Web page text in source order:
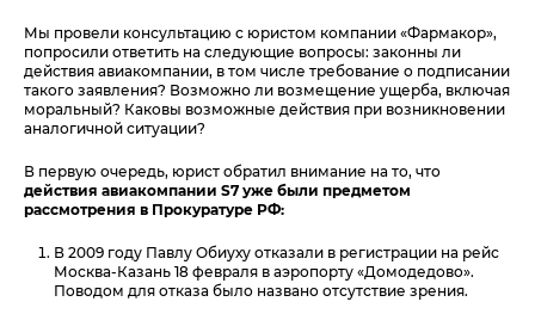
Мы провели консультацию с юристом компании «Фармакор»,
попросили ответить на следующие вопросы: законны ли
действия авиакомпании, в том числе требование о подписании
такого заявления? Возможно ли возмещение ущерба, включая
моральный? Каковы возможные действия при возникновении
аналогичной ситуации?
В первую очередь, юрист обратил внимание на то, что
действия авиакомпании S7 уже были предметом
рассмотрения в Прокуратуре РФ:
В 2009 году Павлу Обиуху отказали в регистрации на рейс
Москва-Казань 18 февраля в аэропорту «Домодедово».
Поводом для отказа было названо отсутствие зрения.